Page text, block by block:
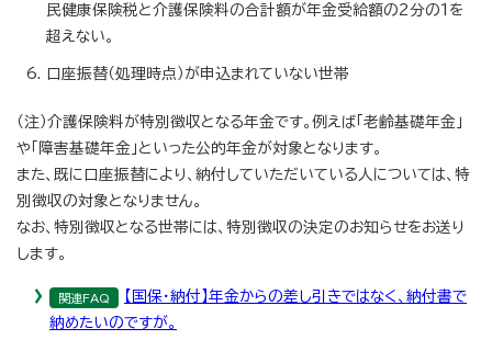
民健康保険税と介護保険料の合計額が年金受給額の2分の1を
超えない。
口座振替（処理時点）が申込まれていない世帯
（注）介護保険料が特別徴収となる年金です。例えば「老齢基礎年金」
や「障害基礎年金」といった公的年金が対象となります。
また、既に口座振替により、納付していただいている人については、特
別徴収の対象となりません。
なお、特別徴収となる世帯には、特別徴収の決定のお知らせをお送り
します。
関連FAQ
【国保・納付】年金からの差し引きではなく、納付書で
納めたいのですが。